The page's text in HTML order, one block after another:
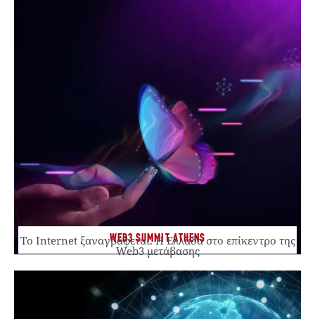
WEB3 SUMMIT ATHENS
Το Internet ξαναγράφεται. Η Ελλάδα στο επίκεντρο της
Web3 μετάβασης